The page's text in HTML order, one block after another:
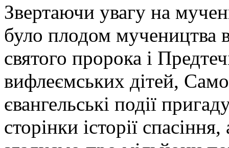
Звертаючи увагу на
було плодом мучеництва
святого пророка і
вифлеємських дітей,
євангельські події
сторінки історії